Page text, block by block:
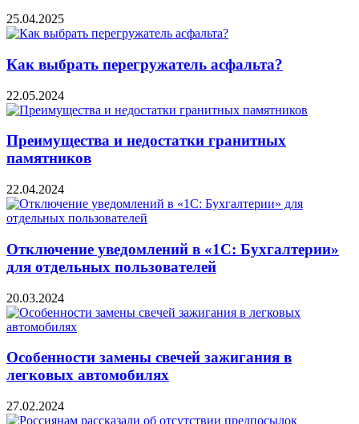
25.04.2025
Как выбрать перегружатель асфальта?
22.05.2024
Преимущества и недостатки гранитных
памятников
22.04.2024
Отключение уведомлений в «1С: Бухгалтерии»
для отдельных пользователей
20.03.2024
Особенности замены свечей зажигания в
легковых автомобилях
27.02.2024